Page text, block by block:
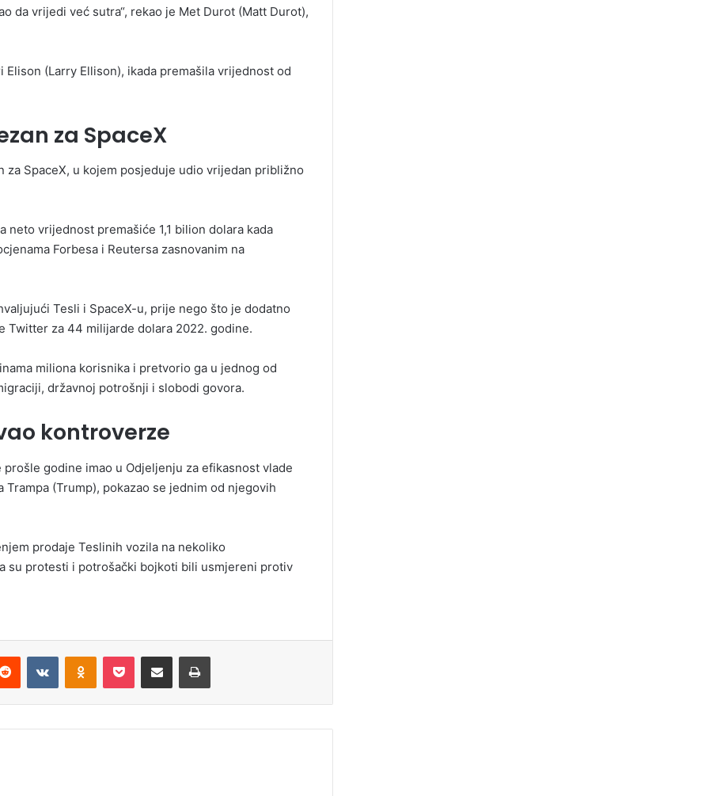
da vrijedi već sutra“, rekao je Met Durot (Matt Durot),
(Larry Ellison), ikada premašila vrijednost od
za SpaceX
za SpaceX, u kojem posjeduje udio vrijedan približno
neto vrijednost premašiće 1,1 bilion dolara kada
Forbesa i Reutersa zasnovanim na
Tesli i SpaceX-u, prije nego što je dodatno
za 44 milijarde dolara 2022. godine.
miliona korisnika i pretvorio ga u jednog od
državnoj potrošnji i slobodi govora.
kontroverze
godine imao u Odjeljenju za efikasnost vlade
(Trump), pokazao se jednim od njegovih
prodaje Teslinih vozila na nekoliko
su protesti i potrošački bojkoti bili usmjereni protiv